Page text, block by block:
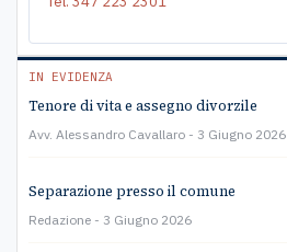
IN EVIDENZA
Tenore di vita e assegno divorzile
Avv. Alessandro Cavallaro 3 Giugno 2026
Separazione presso il comune
Redazione 3 Giugno 2026